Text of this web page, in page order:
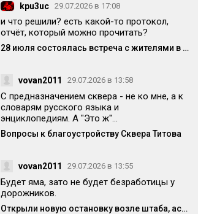
kpu3uc 29.07.2026 в 17:08
и что решили? есть какой-то протокол,
отчёт, который можно прочитать?
28 июля состоялась встреча с жителями в формате «выездной администрации»
vovan2011 29.07.2026 в 13:58
С предназначением сквера - не ко мне, а к
словарям русского языка и
энциклопедиям. А "Это ж"...
Вопросы к благоустройству Сквера Титова
vovan2011 29.07.2026 в 13:55
Будет яма, зато не будет безработицы у
дорожников.
Открыли новую остановку возле штаба, асфальт уже просел! Кто-то отвечает за качество работ?